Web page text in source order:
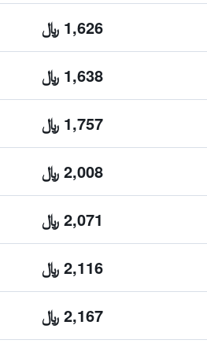
1,626 ﷼
1,638 ﷼
1,757 ﷼
2,008 ﷼
2,071 ﷼
2,116 ﷼
2,167 ﷼